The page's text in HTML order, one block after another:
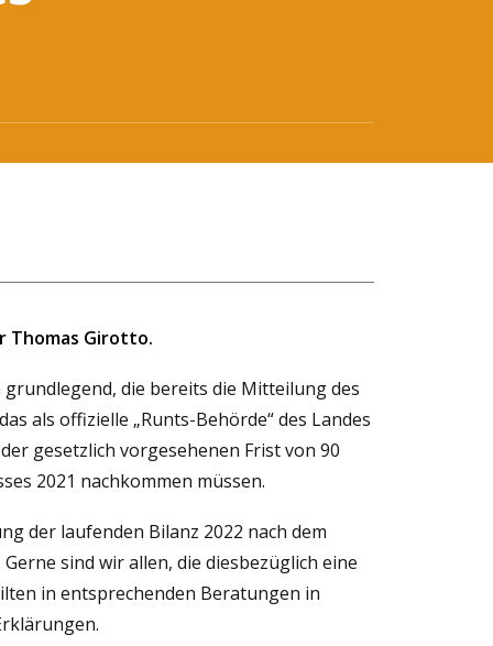
Thomas Girotto.
die bereits die Mitteilung des
als offizielle „Runts-Behörde“ des Landes
gesetzlich vorgesehenen Frist von 90
2021 nachkommen müssen.
der laufenden Bilanz 2022 nach dem
sind wir allen, die diesbezüglich eine
in entsprechenden Beratungen in